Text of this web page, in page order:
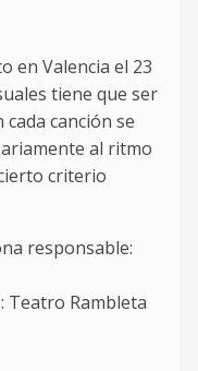
en Valencia el 23
tiene que ser
canción se
al ritmo
criterio
responsable:
Teatro Rambleta